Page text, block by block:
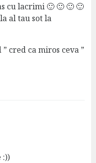
cu lacrimi 🙂 🙂 🙂 🙂
al tau sot la
cred ca miros ceva ”
:))